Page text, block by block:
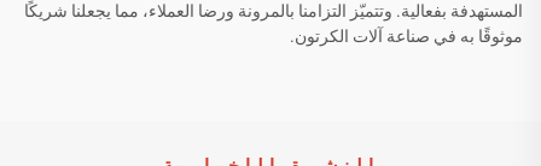
المستهدفة بفعالية. وتتميّز التزامنا بالمرونة ورضا العملاء، مما يجعلنا شريكًا
موثوقًا به في صناعة آلات الكرتون.